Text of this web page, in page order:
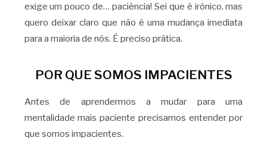
exige um pouco de… paciência! Sei que é irônico, mas
quero deixar claro que não é uma mudança imediata
para a maioria de nós. É preciso prática.
POR QUE SOMOS IMPACIENTES
Antes de aprendermos a mudar para uma
mentalidade mais paciente precisamos entender por
que somos impacientes.